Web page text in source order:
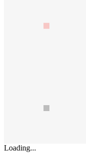
Loading...